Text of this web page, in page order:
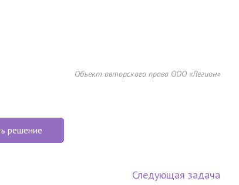
Объект авторского права ООО «Легион»
решение
Следующая задача